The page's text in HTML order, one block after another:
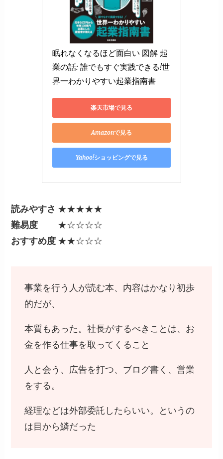
眠れなくなるほど面白い 図解 起
業の話: 誰でもすぐ実践できる!世
界一わかりやすい起業指南書
楽天市場で見る
Amazonで見る
Yahoo!ショッピングで見る
読みやすさ ★★★★★
難易度 ★☆☆☆☆
おすすめ度 ★★☆☆☆
事業を行う人が読む本、内容はかなり初歩
的だが、
本質もあった。社長がするべきことは、お
金を作る仕事を取ってくること
人と会う、広告を打つ、ブログ書く、営業
をする。
経理などは外部委託したらいい。というの
は目から鱗だった